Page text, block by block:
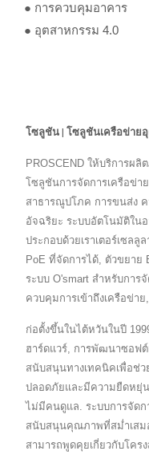
● การควบคุมอาคาร
● อุตสาหกรรม 4.0
โซลูชัน | โซลูชันเครือข่ายอุ
PROSCEND ให้บริการผ
โซลูชันการจัดการเครือข่า
สาธารณูปโภค การขนส่ง ค
อัจฉริยะ ระบบอัตโนมัติใน
ประกอบด้วยเราเตอร์เซลลู
PoE ที่จัดการได้, ตัวขยาย
ระบบ O'smart สำหรับการ
ควบคุมการเข้าถึงเครือข่า
ก่อตั้งขึ้นในไต้หวันในปี
ฮาร์ดแวร์, การพัฒนาซอฟ
สนับสนุนทางเทคนิคเพื่อช่
ปลอดภัยและมีความยืดหยุ่
ไม่มีคนดูแล. ระบบการจัดก
สนับสนุนคุณภาพที่สม่ำเสม
สามารถพูดคุยเกี่ยวกับโคร